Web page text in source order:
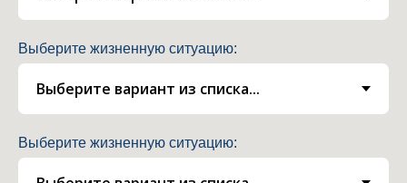
Выберите жизненную ситуацию:
Выберите жизненную ситуацию: